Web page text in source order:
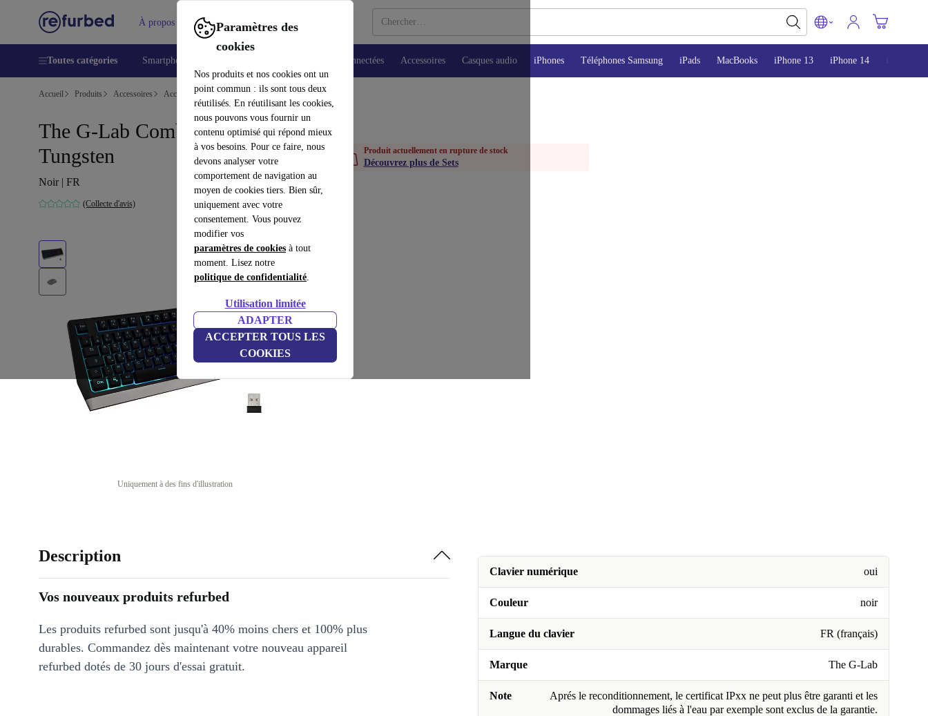
Paramètres des
cookies
Nos produits et nos cookies ont un
point commun : ils sont tous deux
réutilisés. En réutilisant les cookies,
nous pouvons vous fournir un
contenu optimisé qui répond mieux
à vos besoins. Pour ce faire, nous
devons analyser votre
comportement de navigation au
moyen de cookies tiers. Bien sûr,
uniquement avec votre
consentement. Vous pouvez
modifier vos
paramètres de cookies à tout
moment. Lisez notre
politique de confidentialité.
Utilisation limitée
ADAPTER
ACCEPTER TOUS LES
COOKIES
À propos Aide
Toutes catégories Smartphones Montres connectées Accessoires Casques audio iPhones Téléphones Samsung iPads MacBooks iPhone 13 iPhone 14 iPhone 15
Accueil Produits Accessoires Accessoires Ordinateur Sets
The G-Lab Combo Gaming
Tungsten
Noir | FR
(Collecte d'avis)
Uniquement à des fins d'illustration
Produit actuellement en rupture de stock
Découvrez plus de Sets
Clavier numérique oui
Couleur noir
Langue du clavier FR (français)
Marque The G-Lab
Note
Aprés le reconditionnement, le certificat IPxx ne peut plus être garanti et les
dommages liés à l'eau par exemple sont exclus de la garantie.
Description
Vos nouveaux produits refurbed
Les produits refurbed sont jusqu'à 40% moins chers et 100% plus
durables. Commandez dès maintenant votre nouveau appareil
refurbed dotés de 30 jours d'essai gratuit.